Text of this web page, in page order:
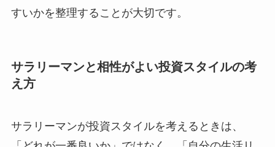
すいかを整理することが大切です。
サラリーマンと相性がよい投資スタイルの考
え方
サラリーマンが投資スタイルを考えるときは、